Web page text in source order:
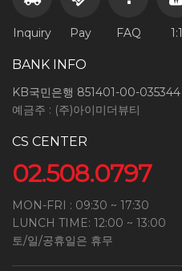
Inquiry Pay FAQ 1:1
BANK INFO
KB국민은행 851401-00-035344
예금주 : (주)아이미더뷰티
CS CENTER
02.508.0797
MON-FRI : 09:30 ~ 17:30
LUNCH TIME: 12:00 ~ 13:00
토/일/공휴일은 휴무